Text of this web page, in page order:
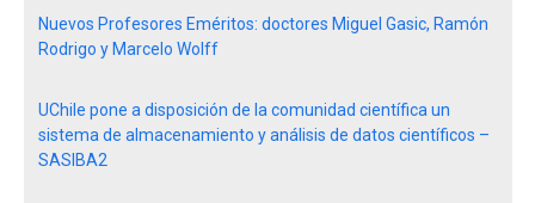
Nuevos Profesores Eméritos: doctores Miguel Gasic, Ramón
Rodrigo y Marcelo Wolff
UChile pone a disposición de la comunidad científica un
sistema de almacenamiento y análisis de datos científicos –
SASIBA2